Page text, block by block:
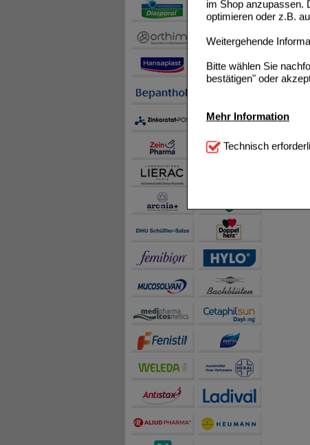
im Shop anzupassen.
optimieren oder z.B.
Weitergehende
Bitte wählen Sie
bestätigen" oder
Mehr Information
Technisch Notwendig:
notwendig sind (z.B.
Diese
beispielsweise für die
Inhalte anzuzeigen
Statistik & Tracking:
sammeln, mit deren
auch die Werbung auf
teilweise an Dritte wie
Technisch